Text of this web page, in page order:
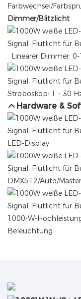
Farbwechsel/
Dimmer/Blitzlicht
Linearer Dimmer:
Stroboskop: 1 – 30
Hardware &
LED-Display
DMX512/Auto/
1000-W-
Beleuchtung